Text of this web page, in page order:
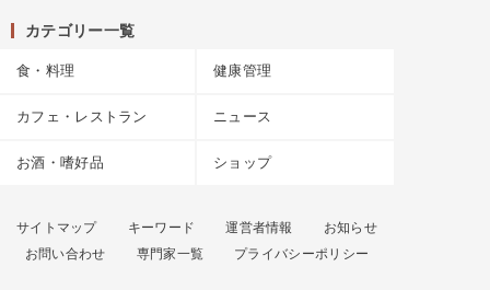
カテゴリー一覧
食・料理 健康管理
カフェ・レストラン ニュース
お酒・嗜好品 ショップ
サイトマップ キーワード 運営者情報
お知らせ
お問い合わせ
専門家一覧 プライバシーポリシー